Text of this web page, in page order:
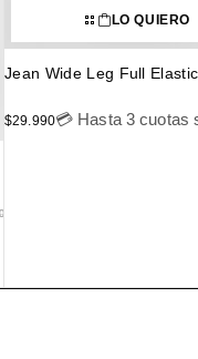
LO QUIERO
Jean Wide Leg Full
$29.990💳 Hasta 3 cuotas